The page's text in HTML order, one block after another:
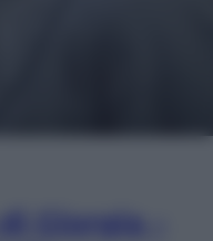
Giorgia –